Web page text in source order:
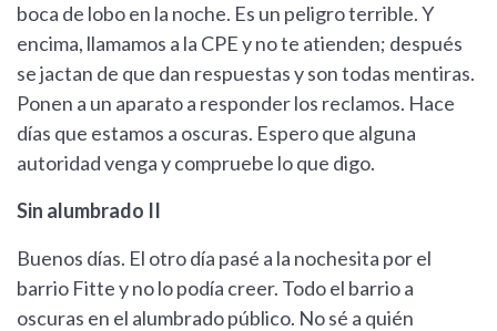
boca de lobo en la noche. Es un peligro terrible. Y
encima, llamamos a la CPE y no te atienden; después
se jactan de que dan respuestas y son todas mentiras.
Ponen a un aparato a responder los reclamos. Hace
días que estamos a oscuras. Espero que alguna
autoridad venga y compruebe lo que digo.
Sin alumbrado II
Buenos días. El otro día pasé a la nochesita por el
barrio Fitte y no lo podía creer. Todo el barrio a
oscuras en el alumbrado público. No sé a quién